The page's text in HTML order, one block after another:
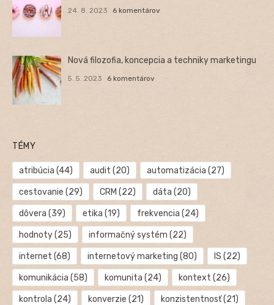
24. 8. 2023 6 komentárov
Nová filozofia, koncepcia a techniky marketingu
5. 5. 2023 6 komentárov
TÉMY
atribúcia (44) audit (20) automatizácia (27)
cestovanie (29) CRM (22) dáta (20)
dôvera (39) etika (19) frekvencia (24)
hodnoty(25) informačný systém (22)
internet (68) internetový marketing (80) IS (22)
komunikácia (58) komunita (24) kontext (26)
kontrola (24) konverzie (21) konzistentnosť(21)